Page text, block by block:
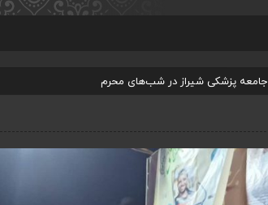
جامعه پزشکی شیراز در شب‌های محرم